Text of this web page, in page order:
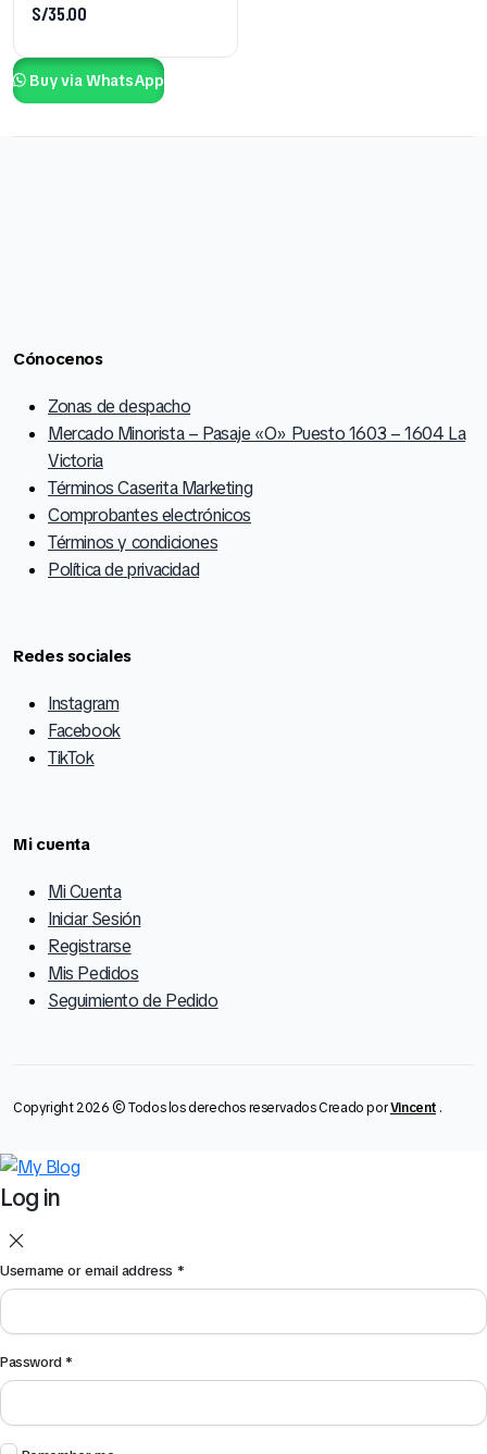
S/35.00
Buy via WhatsApp
Cónocenos
Zonas de despacho
Mercado Minorista – Pasaje «O» Puesto 1603 – 1604 La
Victoria
Términos Caserita Marketing
Comprobantes electrónicos
Términos y condiciones
Política de privacidad
Redes sociales
Instagram
Facebook
TikTok
Mi cuenta
Mi Cuenta
Iniciar Sesión
Registrarse
Mis Pedidos
Seguimiento de Pedido
Copyright 2026 © Todos los derechos reservados Creado porVincent .
Log in
Username or email address *
Password*